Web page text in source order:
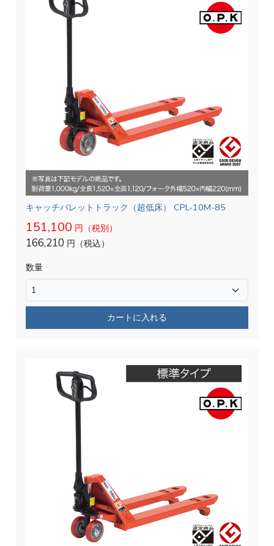
キャッチパレットトラック（超低床） CPL-10M-85
151,100 円（税別）
166,210 円（税込）
数量
カートに入れる